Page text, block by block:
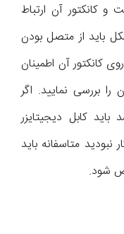
کانکتور آن ارتباط
باید از متصل بودن
آن اطمینان
بررسی نمایید. اگر
کابل دیجیتایزر
متاسفانه باید
شود.